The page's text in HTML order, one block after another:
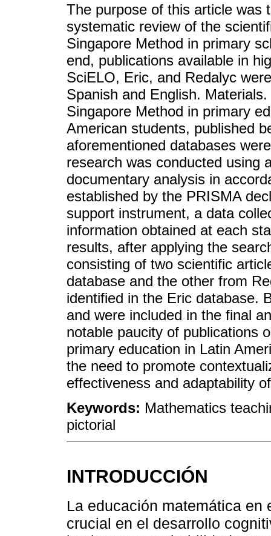
The purpose of this article was
systematic review of the
Singapore Method in primary
end, publications available in
SciELO, Eric, and Redalyc
Spanish and English.
Singapore Method in primary
American students, published
aforementioned databases
research was conducted using
documentary analysis in
established by the PRISMA
support instrument, a data
information obtained at each
results, after applying the
consisting of two scientific
database and the other from
identified in the Eric database.
and were included in the final
notable paucity of publications
primary education in Latin
the need to promote
effectiveness and adaptability
Keywords: Mathematics
pictorial
INTRODUCCIÓN
La educación matemática en
crucial en el desarrollo